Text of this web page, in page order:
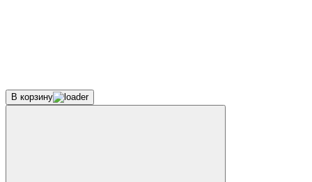
В корзину